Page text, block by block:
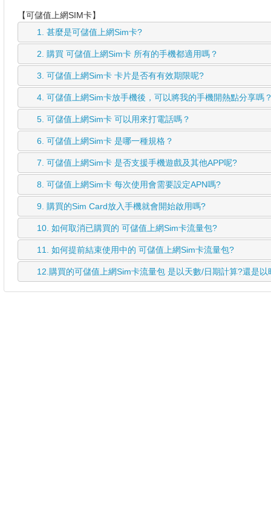
【可儲值上網SIM卡】
1.甚麼是可儲值上網Sim卡?
2.購買 可儲值上網Sim卡 所有的手機都適用嗎？
3.可儲值上網Sim卡 卡片是否有有效期限呢?
4.可儲值上網Sim卡放手機後，可以將我的手機開熱點分享嗎
5.可儲值上網Sim卡 可以用來打電話嗎？
6.可儲值上網Sim卡 是哪一種規格？
7.可儲值上網Sim卡 是否支援手機遊戲及其他APP呢?
8.可儲值上網Sim卡 每次使用會需要設定APN嗎?
9.購買的Sim Card放入手機就會開始啟用嗎?
10.如何取消已購買的 可儲值上網Sim卡流量包?
11.如何提前結束使用中的 可儲值上網Sim卡流量包?
12.購買的可儲值上網Sim卡流量包 是以天數/日期計算?還是以